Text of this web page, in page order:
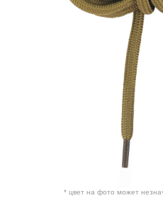
* цвет на фото может